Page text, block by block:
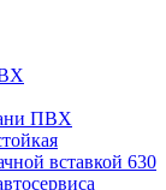
ПВХ
вставкой 630